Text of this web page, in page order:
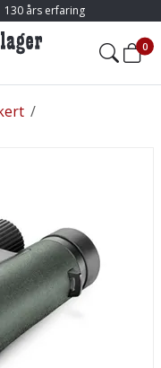
130 års erfaring
0
/